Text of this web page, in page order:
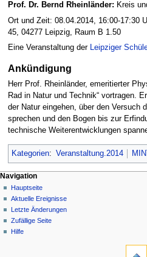
Prof. Dr. Bernd Rheinländer: Kreis
Ort und Zeit: 08.04.2014, 16:00-17:30
45, 04277 Leipzig, Raum B 1.50
Eine Veranstaltung der Leipziger
Ankündigung
Herr Prof. Rheinländer, emeritierter
Rad in Natur und Technik“ vortragen.
der Natur eingehen, über den Versuch
sprechen und den Bogen bis zur
technische Weiterentwicklungen
Kategorien: Veranstaltung.2014 MINT
Navigation
Hauptseite
Aktuelle Ereignisse
Letzte Änderungen
Zufällige Seite
Hilfe